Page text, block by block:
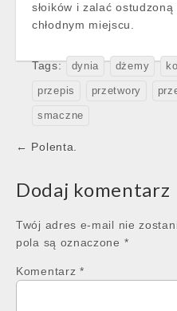
słoików i zalać
chłodnym miejscu.
Tags: dynia dżemy
przepis przetwory
smaczne
Post
← Polenta.
Dodaj komentarz
Twój adres e-mail nie
pola są oznaczone *
Komentarz *